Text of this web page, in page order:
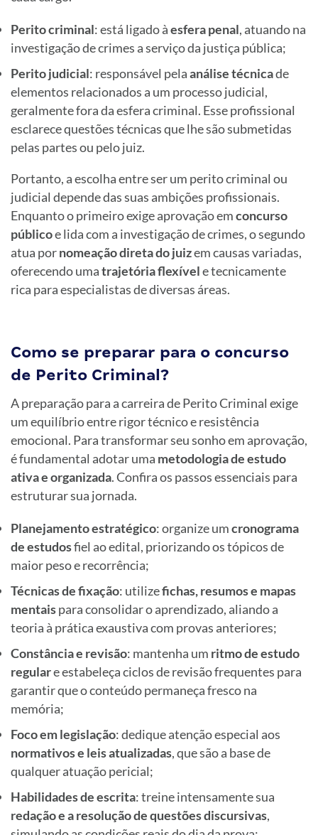
Perito criminal: está ligado àesfera penal, atuando na
investigação de crimes a serviço da justiça pública;
Perito judicial: responsável pelaanálise técnicade
elementos relacionados a um processo judicial,
geralmente fora da esfera criminal. Esse profissional
esclarece questões técnicas que lhe são submetidas
pelas partes ou pelo juiz.
Portanto, a escolha entre ser um perito criminal ou
judicial depende das suas ambições profissionais.
Enquanto o primeiro exige aprovação emconcurso
públicoe lida com a investigação de crimes, o segundo
atua pornomeação direta do juizem causas variadas,
oferecendo umatrajetória flexívele tecnicamente
rica para especialistas de diversas áreas.
Como se preparar para o concurso
de Perito Criminal?
A preparação para a carreira de Perito Criminal exige
um equilíbrio entre rigor técnico e resistência
emocional. Para transformar seu sonho em aprovação,
é fundamental adotar uma metodologia de estudo
ativa e organizada. Confira os passos essenciais para
estruturar sua jornada.
Planejamento estratégico: organize umcronograma
de estudosfiel ao edital, priorizando os tópicos de
maior peso e recorrência;
Técnicas de fixação: utilizefichas, resumos e mapas
mentaispara consolidar o aprendizado, aliando a
teoria à prática exaustiva com provas anteriores;
Constância e revisão: mantenha um ritmo de estudo
regulare estabeleça ciclos de revisão frequentes para
garantir que o conteúdo permaneça fresco na
memória;
Foco em legislação: dedique atenção especial aos
normativos e leis atualizadas, que são a base de
qualquer atuação pericial;
Habilidades de escrita: treine intensamente sua
redação e a resolução de questões discursivas,